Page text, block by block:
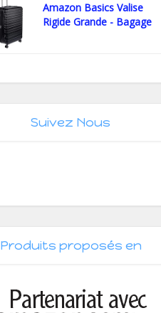
Amazon Basics Valise
Rigide Grande - Bagage
Suivez Nous
Produits proposés en